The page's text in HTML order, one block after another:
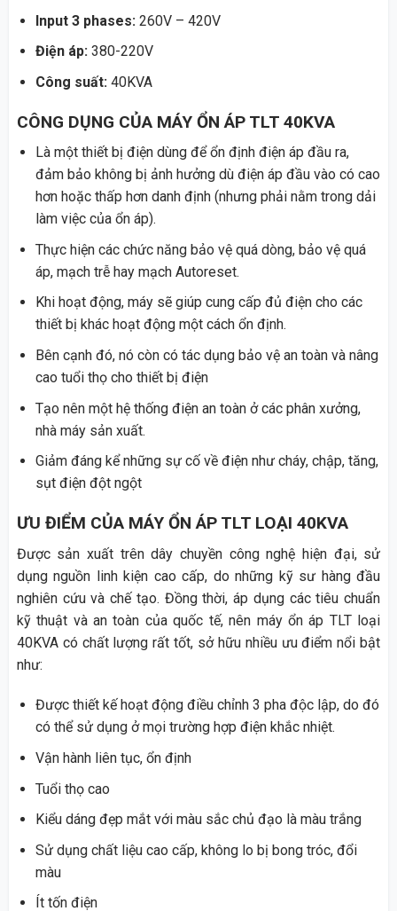
Input 3 phases: 260V – 420V
Điện áp:380-220V
Công suất:40KVA
CÔNG DỤNG CỦA MÁY ỔN ÁP TLT 40KVA
Là một thiết bị điện dùng để ổn định điện áp đầu ra,
đảm bảo không bị ảnh hưởng dù điện áp đầu vào có cao
hơn hoặc thấp hơn danh định (nhưng phải nằm trong dải
làm việc của ổn áp).
Thực hiện các chức năng bảo vệ quá dòng, bảo vệ quá
áp, mạch trễ hay mạch Autoreset.
Khi hoạt động, máy sẽ giúp cung cấp đủ điện cho các
thiết bị khác hoạt động một cách ổn định.
Bên cạnh đó, nó còn có tác dụng bảo vệ an toàn và nâng
cao tuổi thọ cho thiết bị điện
Tạo nên một hệ thống điện an toàn ở các phân xưởng,
nhà máy sản xuất.
Giảm đáng kể những sự cố về điện như cháy, chập, tăng,
sụt điện đột ngột
ƯU ĐIỂM CỦA MÁY ỔN ÁP TLT LOẠI 40KVA
Được sản xuất trên dây chuyền công nghệ hiện đại, sử
dụng nguồn linh kiện cao cấp, do những kỹ sư hàng đầu
nghiên cứu và chế tạo. Đồng thời, áp dụng các tiêu chuẩn
kỹ thuật và an toàn của quốc tế, nên máy ổn áp TLT loại
40KVA có chất lượng rất tốt, sở hữu nhiều ưu điểm nổi bật
như:
Được thiết kế hoạt động điều chỉnh 3 pha độc lập, do đó
có thể sử dụng ở mọi trường hợp điện khắc nhiệt.
Vận hành liên tục, ổn định
Tuổi thọ cao
Kiểu dáng đẹp mắt với màu sắc chủ đạo là màu trắng
Sử dụng chất liệu cao cấp, không lo bị bong tróc, đổi
màu
Ít tốn điện